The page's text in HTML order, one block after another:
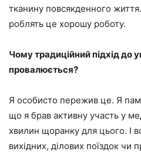
тканину повсякденного
роблять це хорошу роботу.
Чому традиційний підхід до
провалюється?
Я особисто пережив це. Я
що я брав активну участь у
хвилин щоранку для цього. І
вихідних, ділових поїздок чи